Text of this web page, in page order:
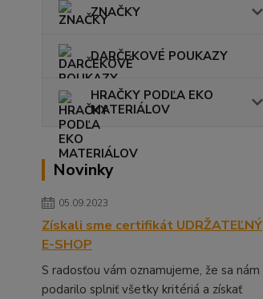
ZNAČKY
DARČEKOVÉ POUKAZY
HRAČKY PODĽA EKO
MATERIÁLOV
Novinky
05.09.2023
Získali sme certifikát UDRŽATEĽNÝ
E-SHOP
S radosťou vám oznamujeme, že sa nám
podarilo splniť všetky kritériá a získať